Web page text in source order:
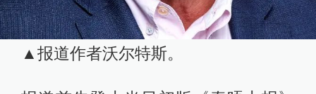
▲报道作者沃尔特斯。